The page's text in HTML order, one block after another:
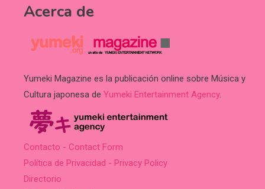
Acerca de
Yumeki Magazine es la publicación online sobre Música y
Cultura japonesa de Yumeki Entertainment Agency.
Contacto - Contact Form
Política de Privacidad - Privacy Policy
Directorio